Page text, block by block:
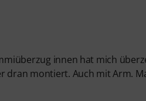
innen hat mich
dran montiert. Auch mit Arm.